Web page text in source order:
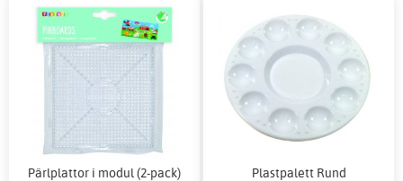
Pärlplattor i modul (2-pack) Plastpalett Rund